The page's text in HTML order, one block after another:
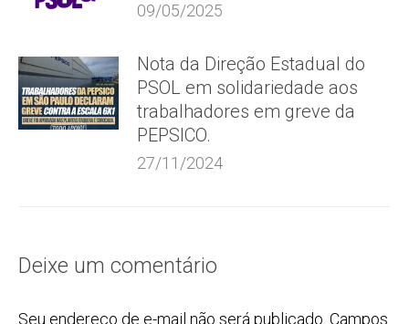
09/05/2025
Nota da Direção Estadual do
PSOL em solidariedade aos
trabalhadores em greve da
PEPSICO.
27/11/2024
Deixe um comentário
Seu endereço de e-mail não será publicado. Campos